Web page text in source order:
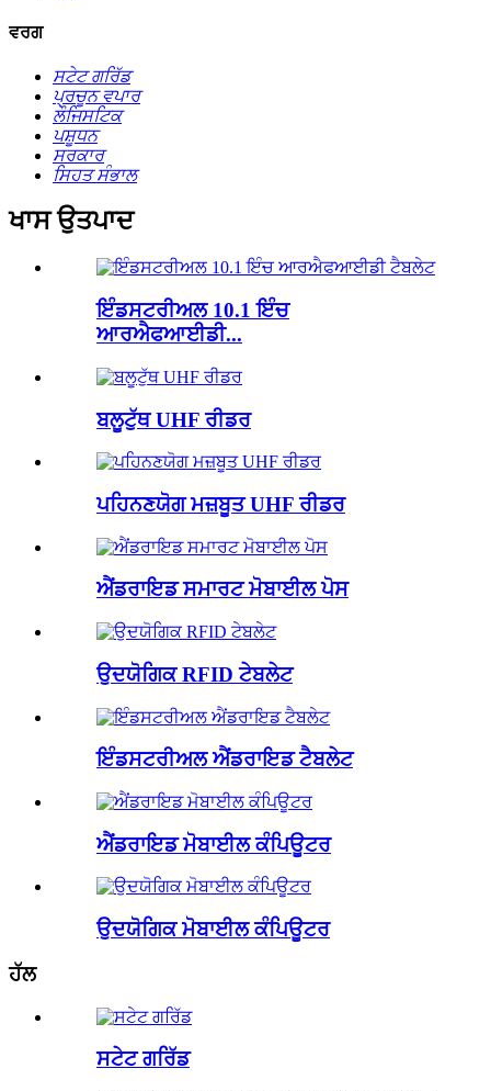
ਵਰਗ
ਸਟੇਟ ਗਰਿੱਡ
ਪ੍ਰਚੂਨ ਵਪਾਰ
ਲੌਜਿਸਟਿਕ
ਪਸ਼ੂਧਨ
ਸਰਕਾਰ
ਸਿਹਤ ਸੰਭਾਲ
ਖਾਸ ਉਤਪਾਦ
ਇੰਡਸਟਰੀਅਲ 10.1 ਇੰਚ
ਆਰਐਫਆਈਡੀ...
ਬਲੂਟੁੱਥ UHF ਰੀਡਰ
ਪਹਿਨਣਯੋਗ ਮਜ਼ਬੂਤ ​​UHF ਰੀਡਰ
ਐਂਡਰਾਇਡ ਸਮਾਰਟ ਮੋਬਾਈਲ ਪੋਸ
ਉਦਯੋਗਿਕ RFID ਟੇਬਲੇਟ
ਇੰਡਸਟਰੀਅਲ ਐਂਡਰਾਇਡ ਟੈਬਲੇਟ
ਐਂਡਰਾਇਡ ਮੋਬਾਈਲ ਕੰਪਿਊਟਰ
ਉਦਯੋਗਿਕ ਮੋਬਾਈਲ ਕੰਪਿਊਟਰ
ਹੱਲ
ਸਟੇਟ ਗਰਿੱਡ